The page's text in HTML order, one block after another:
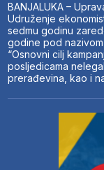
BANJALUKA –
Udruženje
sedmu godinu
godine pod nazivom
“Osnovni cilj
posljedicama
prerađevina, kao i